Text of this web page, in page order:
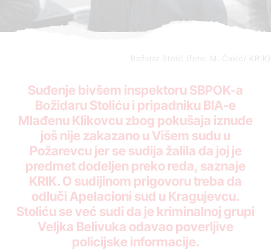
Božidar Stolić (foto: M. Čakić/ KRIK)
Suđenje bivšem inspektoru SBPOK-a
Božidaru Stoliću i pripadniku BIA-e
Mlađenu Klikovcu zbog pokušaja iznude
još nije zakazano u Višem sudu u
Požarevcu jer se sudija žalila da joj je
predmet dodeljen preko reda, saznaje
KRIK. O sudijinom prigovoru treba da
odluči Apelacioni sud u Kragujevcu.
Stoliću se već sudi da je kriminalnoj grupi
Veljka Belivuka odavao poverljive
policijske informacije.